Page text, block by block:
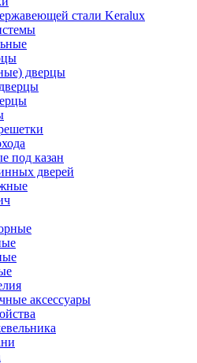
стали Keralux
дверцы
под казан
дверей
аксессуары